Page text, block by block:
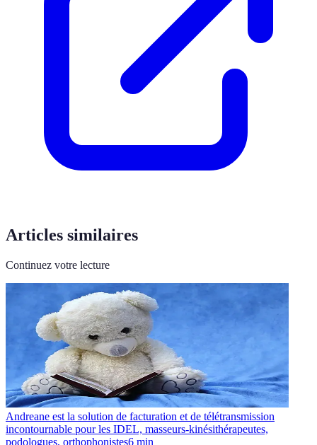
Articles similaires
Continuez votre lecture
Andreane est la solution de facturation et de télétransmission
incontournable pour les IDEL, masseurs-kinésithérapeutes,
podologues, orthophonistes6 min